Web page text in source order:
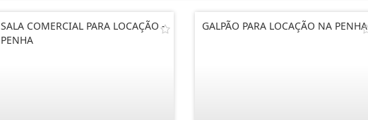
SALA COMERCIAL PARA LOCAÇÃO -
PENHA
GALPÃO PARA LOCAÇÃO NA PENHA